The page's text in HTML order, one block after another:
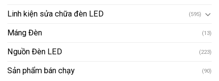
Linh kiện sửa chữa đèn LED (595)
Máng Đèn (13)
Nguồn Đèn LED (223)
Sản phẩm bán chạy (90)